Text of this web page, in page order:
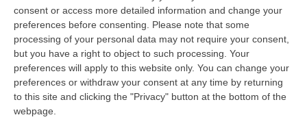
consent or access more detailed information and change your
preferences before consenting.
Please note that some
processing of your personal data may not require your consent,
but you have a right to object to such processing. Your
preferences will apply to this website only. You can change your
preferences or withdraw your consent at any time by returning
to this site and clicking the "Privacy" button at the bottom of the
webpage.
Tragedia del Camping “Le Giare” a
Soverato, il 10 settembre fiaccolata
commemorativa